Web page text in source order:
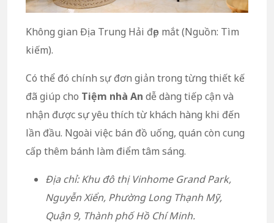
Không gian Địa Trung Hải đẹp mắt (Nguồn: Tìm
kiếm).
Có thể đó chính sự đơn giản trong từng thiết kế
đã giúp cho Tiệm nhà An dễ dàng tiếp cận và
nhận được sự yêu thích từ khách hàng khi đến
lần đầu. Ngoài việc bán đồ uống, quán còn cung
cấp thêm bánh làm điểm tâm sáng.
Địa chỉ: Khu đô thị Vinhome Grand Park,
Nguyễn Xiển, Phường Long Thạnh Mỹ,
Quận 9, Thành phố Hồ Chí Minh.